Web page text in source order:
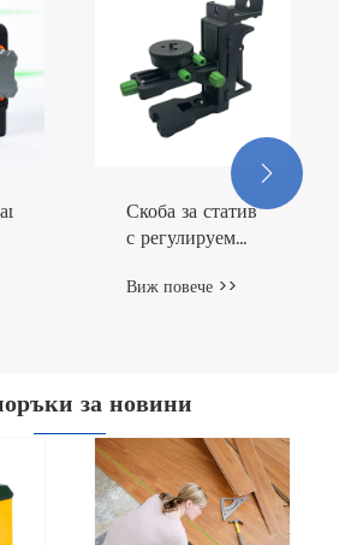
Скоба за статив
с регулируем
нивелир
Виж повече >>

за новини